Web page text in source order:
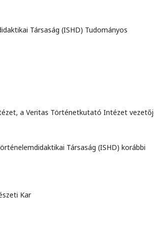
Társaság (ISHD) Tudományos
a Veritas Történetkutató Intézet
Társaság (ISHD) korábbi
Kar